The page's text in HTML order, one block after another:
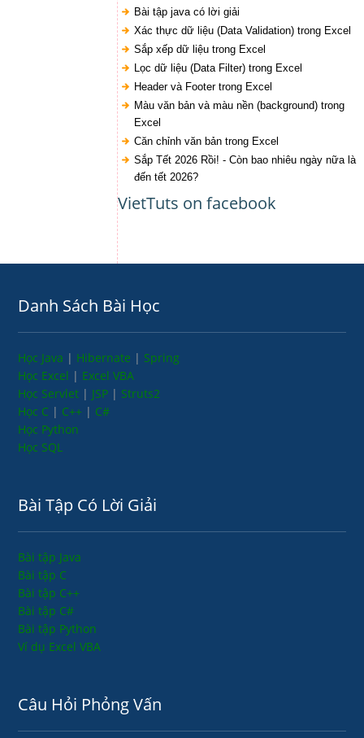
Bài tập java có lời giải
Xác thực dữ liệu (Data Validation) trong Excel
Sắp xếp dữ liệu trong Excel
Lọc dữ liệu (Data Filter) trong Excel
Header và Footer trong Excel
Màu văn bản và màu nền (background) trong
Excel
Căn chỉnh văn bản trong Excel
Sắp Tết 2026 Rồi! - Còn bao nhiêu ngày nữa là
đến tết 2026?
VietTuts on facebook
Danh Sách Bài Học
Học Java | Hibernate | Spring
Học Excel | Excel VBA
Học Servlet | JSP | Struts2
Học C | C++ | C#
Học Python
Học SQL
Bài Tập Có Lời Giải
Bài tập Java
Bài tập C
Bài tập C++
Bài tập C#
Bài tập Python
Ví dụ Excel VBA
Câu Hỏi Phỏng Vấn